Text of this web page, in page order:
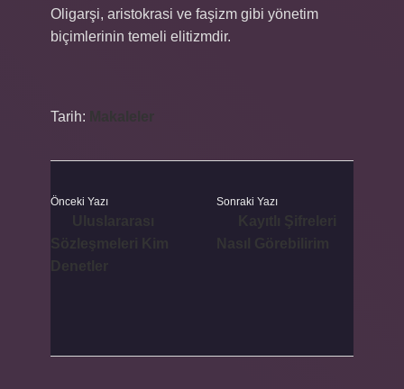
Oligarşi, aristokrasi ve faşizm gibi yönetim
biçimlerinin temeli elitizmdir.
Tarih:
Önceki Yazı Sonraki Yazı